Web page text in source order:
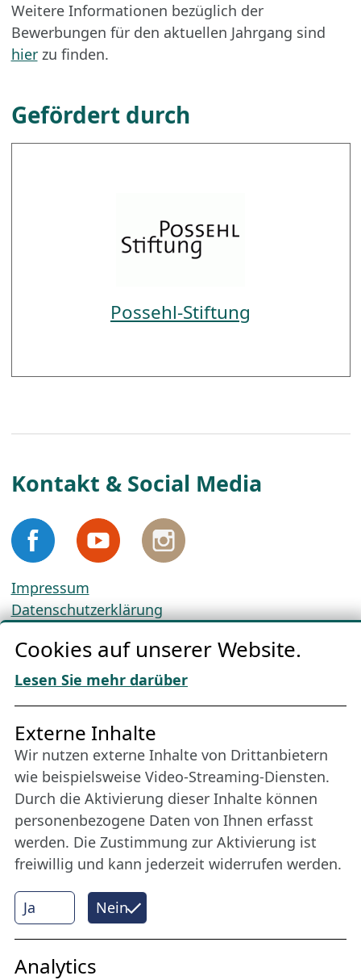
Weitere Informationen bezüglich der
Bewerbungen für den aktuellen Jahrgang sind
hierzu finden.
Gefördert durch
Possehl-Stiftung
Kontakt & Social Media
Impressum
Datenschutzerklärung
AGBs
Download „Nordic Tango“
Freundes­kreis
Bleiben Sie uns das ganze Jahr über verbunden:
Werden Sie Freund der Nordischen Filmtage
Lübeck.
Mehr erfahren
Internet Partner
Cookies auf unserer Website.
Lesen Sie mehr darüber
Ja Nein
Externe Inhalte
Wir nutzen externe Inhalte von Drittanbietern
wie beispielsweise Video-Streaming-Diensten.
Durch die Aktivierung dieser Inhalte können
personenbezogene Daten von Ihnen erfasst
werden. Die Zustimmung zur Aktivierung ist
freiwillig und kann jederzeit widerrufen werden.
Analytics